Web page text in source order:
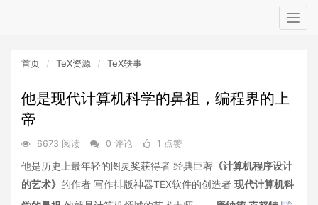
首页 TeX资源 TeX轶事
他是现代计算机科学的鼻祖，编程界的上
帝
6673 阅读 0 评论 1 点赞
他是历史上最年轻的图灵奖获得者 经典巨著 《计算机程序设计
的艺术》 的作者 写作排版神器TEX软件的创造者 现代计算机科